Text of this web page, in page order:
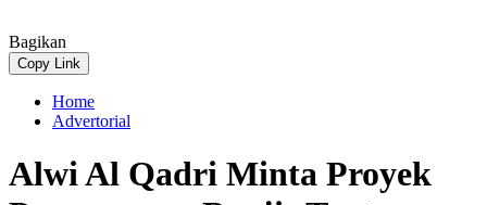
Bagikan
Copy Link
Home
Advertorial
Alwi Al Qadri Minta Proyek